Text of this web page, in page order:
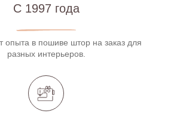
С 1997 года
опыта в пошиве штор на заказ для
разных интерьеров.